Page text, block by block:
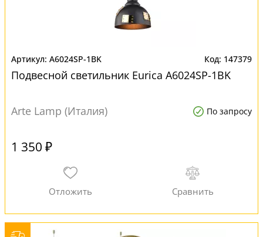
A6024SP-1BK 147379
Подвесной светильник Eurica A6024SP-1BK
Arte Lamp (Италия) По запросу
1 350 ₽